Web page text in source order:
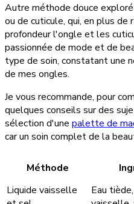
Autre méthode douce
ou de cuticule, qui, en plus de
profondeur l'ongle et les
passionnée de mode et de
type de soin, constatant une
de mes ongles.
Je vous recommande, pour
quelques conseils sur des
sélection d'une palette de
car un soin complet de la
Méthode
Liquide vaisselle
Eau